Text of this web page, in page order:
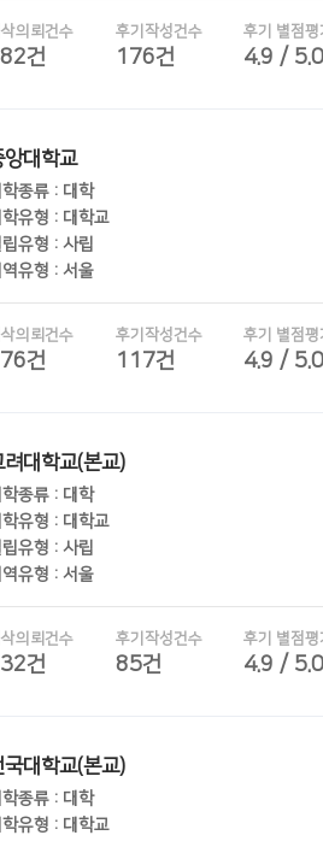
의뢰건수
건
후기작성건수
176건
후기 별점평
4.9 / 5.0
앙대학교
학종류 : 대학
학유형 : 대학교
유형 : 사립
역유형 : 서울
의뢰건수
건
후기작성건수
117건
후기 별점평
4.9 / 5.0
려대학교(본교)
학종류 : 대학
학유형 : 대학교
유형 : 사립
역유형 : 서울
의뢰건수
건
후기작성건수
85건
후기 별점평
4.9 / 5.0
국대학교(본교)
학종류 : 대학
학유형 : 대학교